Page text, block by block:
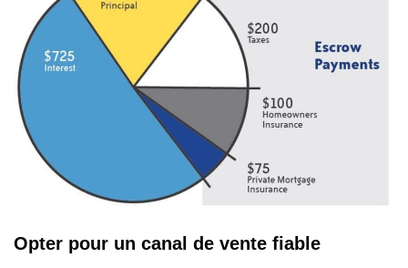
Opter pour un canal de vente fiable